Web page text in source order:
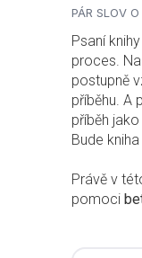
PÁR SLOV
Psaní
proces.
postupně
příběhu. A
příběh
Bude
Právě v
pomoci